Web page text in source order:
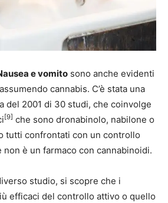
e vomito sono anche evidenti
cannabis. C’è stata una
del 2001 di 30 studi, che coinvolge
[9] che sono dronabinolo, nabilone o
tutti confrontati con un controllo
non è un farmaco con cannabinoidi.
studio, si scopre che i
efficaci del controllo attivo o quello